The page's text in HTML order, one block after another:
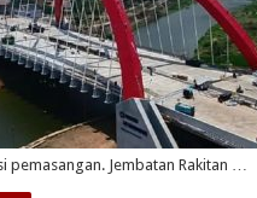
pemasangan. Jembatan Rakitan …